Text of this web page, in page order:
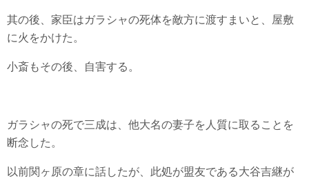
其の後、家臣はガラシャの死体を敵方に渡すまいと、屋敷
に火をかけた。
小斎もその後、自害する。
ガラシャの死で三成は、他大名の妻子を人質に取ることを
断念した。
以前関ヶ原の章に話したが、此処が盟友である大谷吉継が